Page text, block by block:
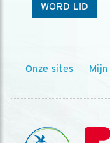
WORD LID
Onze sites